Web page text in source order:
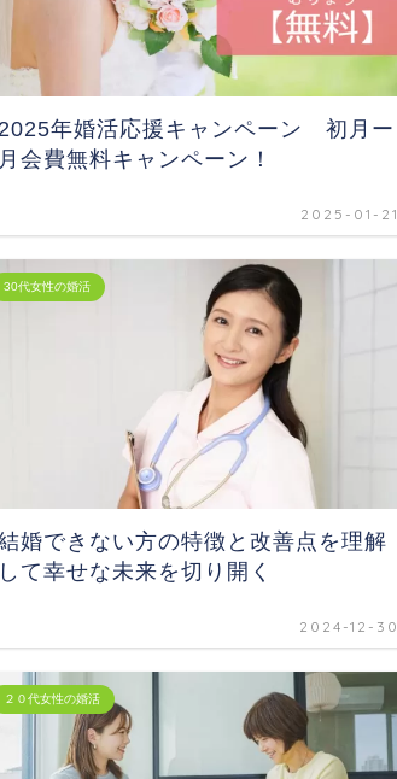
2025年婚活応援キャンペーン 初月ー
月会費無料キャンペーン！
2025-01-21
30代女性の婚活
婚できない方の特徴と改善点を理解
して幸せな未来を切り開く
2024-12-30
２０代女性の婚活